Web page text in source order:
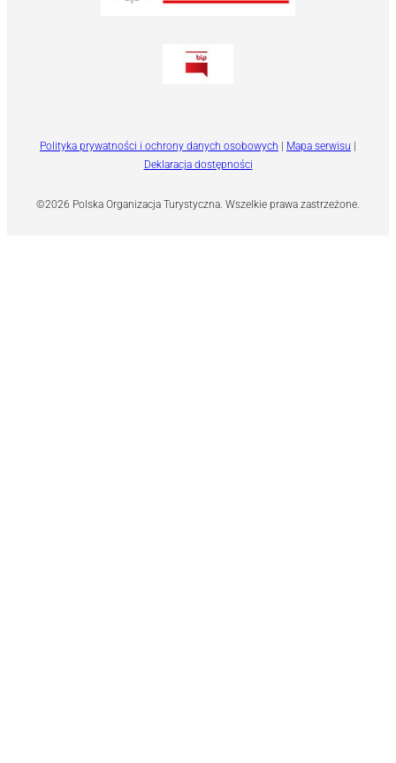
©2026 Polska Organizacja Turystyczna. Wszelkie prawa zastrzeżone.
Polityka prywatności i ochrony danych osobowych | Mapa serwisu |
Deklaracja dostępności